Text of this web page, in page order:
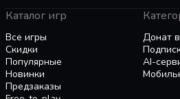
Каталог игр
Все игры
Скидки
Популярные
Новинки
Предзаказы
Донат
AI-